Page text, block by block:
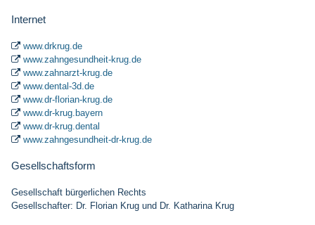
Internet
 www.drkrug.de
 www.zahngesundheit-krug.de
 www.zahnarzt-krug.de
 www.dental-3d.de
 www.dr-florian-krug.de
 www.dr-krug.bayern
 www.dr-krug.dental
 www.zahngesundheit-dr-krug.de
Gesellschaftsform
Gesellschaft bürgerlichen Rechts
Gesellschafter: Dr. Florian Krug und Dr. Katharina Krug